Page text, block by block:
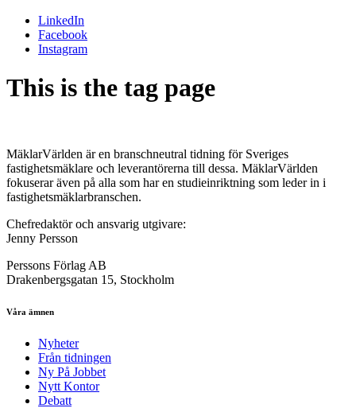
LinkedIn
Facebook
Instagram
This is the tag page
MäklarVärlden är en branschneutral tidning för Sveriges
fastighetsmäklare och leverantörerna till dessa. MäklarVärlden
fokuserar även på alla som har en studieinriktning som leder in i
fastighetsmäklarbranschen.
Chefredaktör och ansvarig utgivare:
Jenny Persson
Perssons Förlag AB
Drakenbergsgatan 15, Stockholm
Våra ämnen
Nyheter
Från tidningen
Ny På Jobbet
Nytt Kontor
Debatt